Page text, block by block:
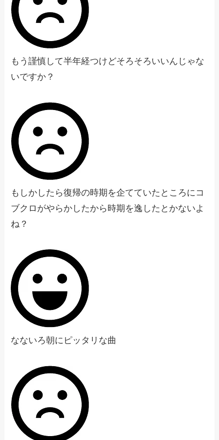
もう謹慎して半年経つけどそろそろいいんじゃな
いですか？
もしかしたら復帰の時期を企てていたところにコ
ブクロがやらかしたから時期を逸したとかないよ
ね？
なないろ朝にピッタリな曲